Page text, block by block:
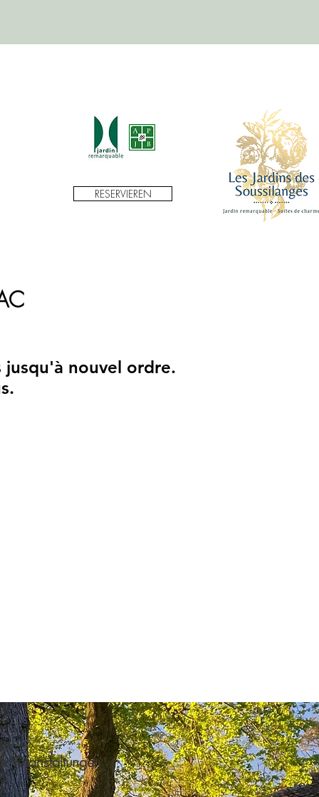
RESERVIEREN
jusqu'à nouvel ordre.
jusqu'à nouvel ordre.
Veranstaltungen